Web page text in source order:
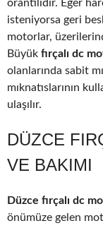
orantılıdır. Eğer
isteniyorsa geri
motorlar,
Büyük fırçalı dc
olanlarında sabit
mıknatıslarının
ulaşılır.
DÜZCE
VE BAKIMI
Düzce fırçalı dc
önümüze gelen